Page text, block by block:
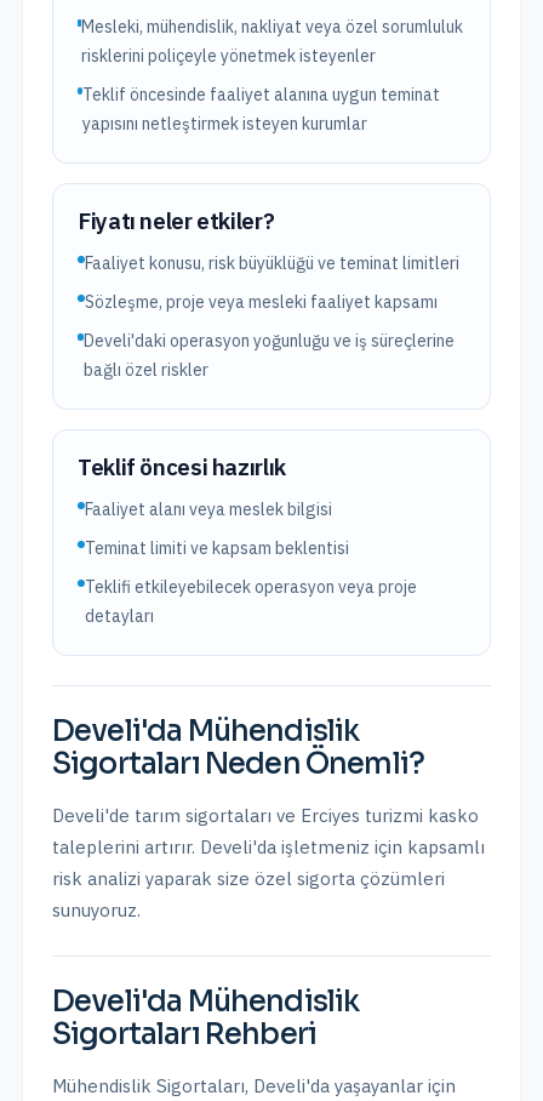
Mesleki, mühendislik, nakliyat veya özel sorumluluk
risklerini poliçeyle yönetmek isteyenler
Teklif öncesinde faaliyet alanına uygun teminat
yapısını netleştirmek isteyen kurumlar
Fiyatı neler etkiler?
Faaliyet konusu, risk büyüklüğü ve teminat limitleri
Sözleşme, proje veya mesleki faaliyet kapsamı
Develi'daki operasyon yoğunluğu ve iş süreçlerine
bağlı özel riskler
Teklif öncesi hazırlık
Faaliyet alanı veya meslek bilgisi
Teminat limiti ve kapsam beklentisi
Teklifi etkileyebilecek operasyon veya proje
detayları
Develi'da Mühendislik
Sigortaları Neden Önemli?
Develi'de tarım sigortaları ve Erciyes turizmi kasko
taleplerini artırır. Develi'da işletmeniz için kapsamlı
risk analizi yaparak size özel sigorta çözümleri
sunuyoruz.
Develi'da Mühendislik
Sigortaları Rehberi
Mühendislik Sigortaları, Develi'da yaşayanlar için